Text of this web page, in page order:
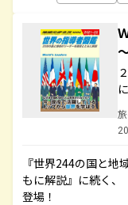
『世界244の国と
もに解説』に続く、
登場！